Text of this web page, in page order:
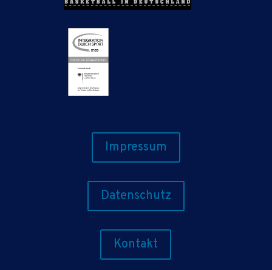
Impressum
Datenschutz
Kontakt